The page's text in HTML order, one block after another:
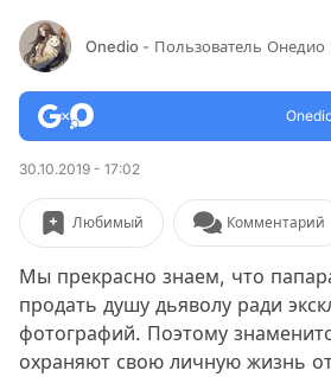
Onedio - Пользователь Онедио
30.10.2019 - 17:02
Любимый Комментарий
Мы прекрасно знаем, что
продать душу дьяволу ради
фотографий. Поэтому
охраняют свою личную жизнь